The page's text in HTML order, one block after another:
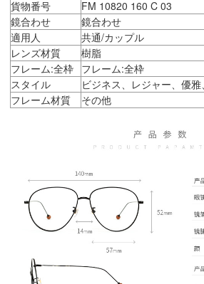
貨物番号
FM 10820 160 C 03
鏡合わせ
鏡合わせ
適用人
共通/カップル
レンズ材質
樹脂
フレーム:全枠 フレーム:全枠
スタイル
ビジネス、レジャー、優
フレーム材質
その他